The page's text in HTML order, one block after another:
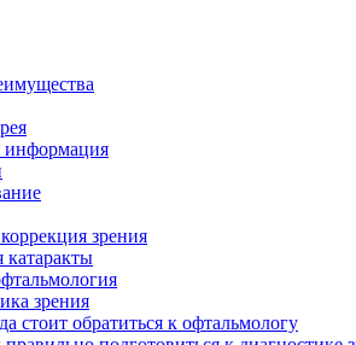
информация
зрения
катаракты
зрения
стоит обратиться к офтальмологу